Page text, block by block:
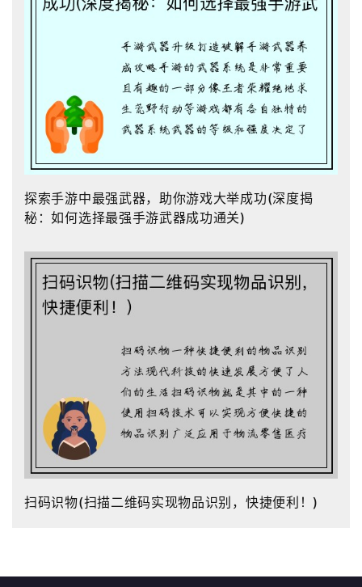
探索手游中最强武器，助你游戏大举成功(深度揭
秘：如何选择最强手游武器成功通关)
扫码识物(扫描二维码实现物品识别，快捷便利！)